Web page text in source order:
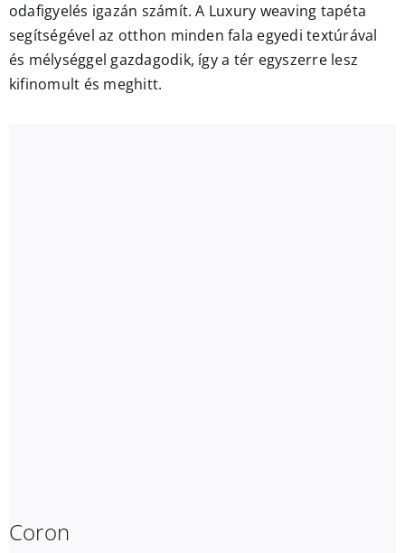
odafigyelés igazán számít. A Luxury weaving tapéta
segítségével az otthon minden fala egyedi textúrával
és mélységgel gazdagodik, így a tér egyszerre lesz
kifinomult és meghitt.
Coron